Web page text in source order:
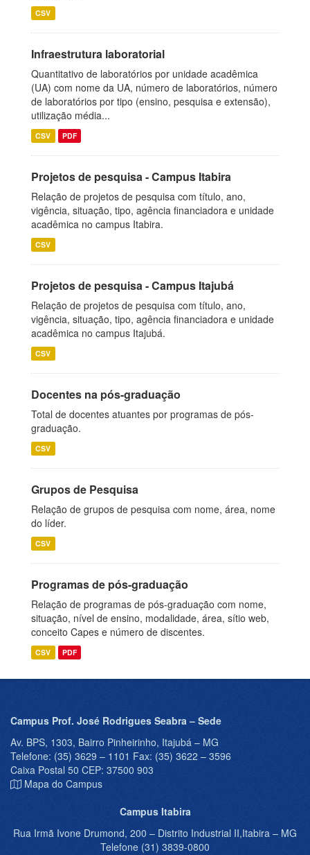
CSV
Infraestrutura laboratorial
Quantitativo de laboratórios por unidade acadêmica
(UA) com nome da UA, número de laboratórios, número
de laboratórios por tipo (ensino, pesquisa e extensão),
utilização média...
CSV PDF
Projetos de pesquisa - Campus Itabira
Relação de projetos de pesquisa com título, ano,
vigência, situação, tipo, agência financiadora e unidade
acadêmica no campus Itabira.
CSV
Projetos de pesquisa - Campus Itajubá
Relação de projetos de pesquisa com título, ano,
vigência, situação, tipo, agência financiadora e unidade
acadêmica no campus Itajubá.
CSV
Docentes na pós-graduação
Total de docentes atuantes por programas de pós-
graduação.
CSV
Grupos de Pesquisa
Relação de grupos de pesquisa com nome, área, nome
do líder.
CSV
Programas de pós-graduação
Relação de programas de pós-graduação com nome,
situação, nível de ensino, modalidade, área, sítio web,
conceito Capes e número de discentes.
CSV PDF
Campus Prof. José Rodrigues Seabra – Sede
Av. BPS, 1303, Bairro Pinheirinho, Itajubá – MG
Telefone: (35) 3629 – 1101 Fax: (35) 3622 – 3596
Caixa Postal 50 CEP: 37500 903
Mapa do Campus
Campus Itabira
Rua Irmã Ivone Drumond, 200 – Distrito Industrial II,Itabira – MG
Telefone (31) 3839-0800